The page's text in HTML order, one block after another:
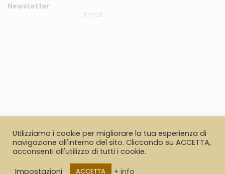
NewsLetter
© 2020 Il Cappottino di Gianluigi Berardinelli & c. sas P.I.
02653100426. All rights reserved.
Pagamenti Spedizioni Resi
Utilizziamo i cookie per migliorare la tua esperienza di
navigazione all'interno del sito. Cliccando su ACCETTA,
acconsenti all'utilizzo di tutti i cookie.
Impostazioni
ACCETTA + info